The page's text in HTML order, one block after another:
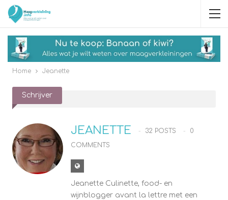
Home Jeanette
Schrijver
JEANETTE 32 POSTS
0
COMMENTS
Jeanette Culinette, food- en
wijnblogger avant la lettre met een